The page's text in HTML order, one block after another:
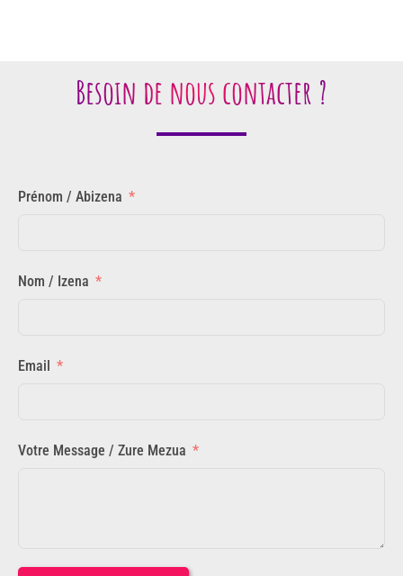
Besoin de nous contacter ?
Prénom / Abizena
Nom / Izena
Email
Votre Message / Zure Mezua